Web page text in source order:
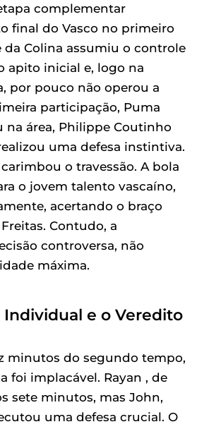
complementar
final do Vasco no primeiro
da Colina assumiu o controle
apito inicial e, logo na
por pouco não operou a
participação, Puma
na área, Philippe Coutinho
uma defesa instintiva.
o travessão. A bola
o jovem talento vascaíno,
acertando o braço
Contudo, a
controversa, não
máxima.
e o Veredito
minutos do segundo tempo,
foi implacável. Rayan , de
sete minutos, mas John,
uma defesa crucial. O